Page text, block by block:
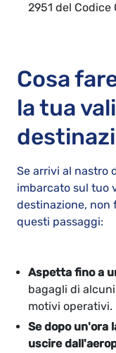
2951 del Codice
Cosa
la tua
Se arrivi al nastro
imbarcato sul tuo
destinazione, non
questi passaggi:
Aspetta fino a
bagagli di
motivi operativi.
Se dopo un'ora
uscire